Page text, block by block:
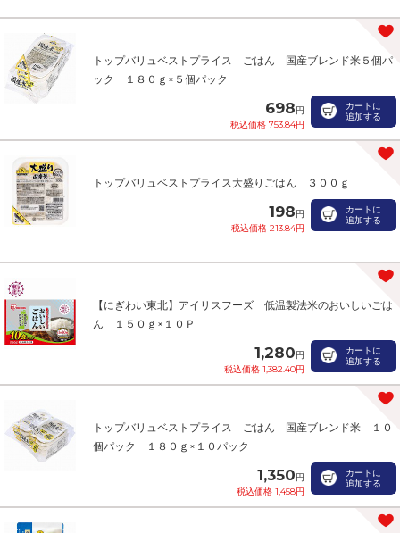
トップバリュベストプライス ごはん 国産ブレンド米５個パ
ック １８０ｇ×５個パック
698円
税込価格 753.84円
カートに
追加する
トップバリュベストプライス大盛りごはん ３００ｇ
198円
税込価格 213.84円
カートに
追加する
【にぎわい東北】アイリスフーズ 低温製法米のおいしいごは
ん １５０ｇ×１０Ｐ
1,280円
税込価格 1,382.40円
カートに
追加する
トップバリュベストプライス ごはん 国産ブレンド米 １０
個パック １８０ｇ×１０パック
1,350円
税込価格 1,458円
カートに
追加する